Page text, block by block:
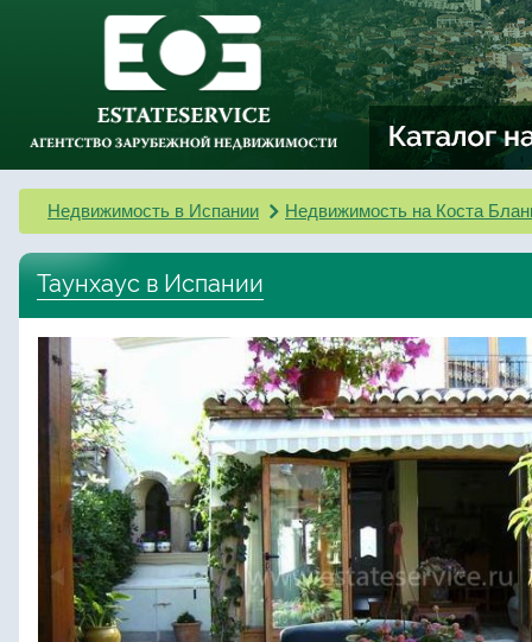
Недвижимость в Испании Недвижимость на Коста
Таунхаус в Испании